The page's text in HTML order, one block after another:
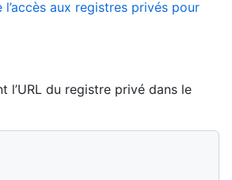
aux registres privés pour
l’URL du registre privé dans le